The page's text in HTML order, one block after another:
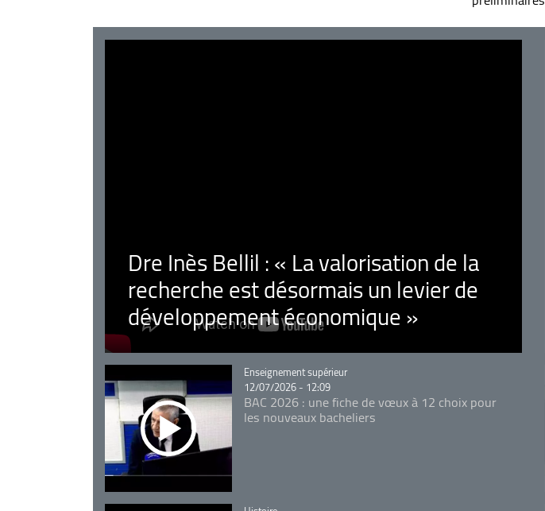
Dre Inès Bellil : « La valorisation de la
recherche est désormais un levier de
développement économique »
Catégorie
Enseignement supérieur
12/07/2026 - 12:09
BAC 2026 : une fiche de vœux à 12 choix pour
les nouveaux bacheliers